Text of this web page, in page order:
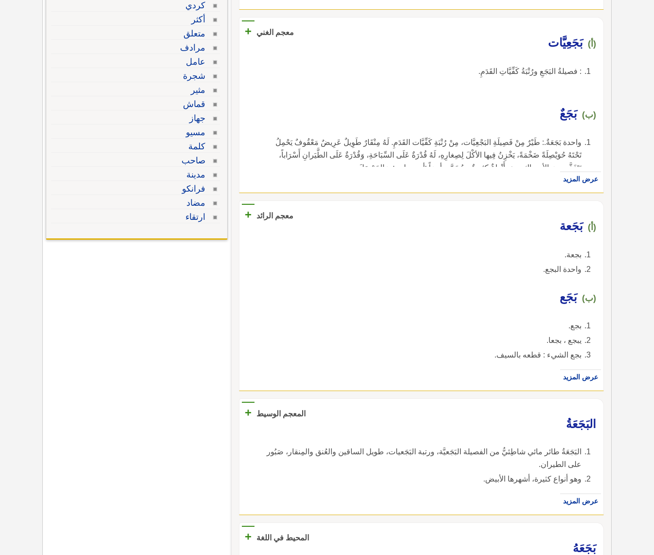
معجم الغني +
(أ) بَجَعِيَّات
: فصيلةُ البَجَعِ ورُتْبَةُ كَفِّيَّاتِ القَدَمِ.
(ب) بَجَعٌ
واحدة بَجَعَةٌ.: طَيْرٌ مِنْ فَصِيلَةِ البَجْعِيَّات، مِنْ رُتْبَةِ كَفِّيَّات القَدَمِ. لَهُ مِنْقَارٌ طَوِيلٌ عَرِيضٌ مَعْقُوفٌ يَحْمِلُ
تَحْتَهُ حُوَيْصِلَةً ضَخْمَةً، يَخْزِنُ فِيها الأكْلَ لِصِغارِهِ، لَهُ قُدْرَةٌ عَلَى السِّبَاحَةِ، وَقُدْرَةٌ عَلَى الطَّيَرانِ أَسْرَاباً،
يَتَغَذَّى مِنَ الأسماكِ، وهو أَنْواعٌ كثيرةٌ، ويُسَمَّى أيضاً :أبو جِرابٍ :، وَالحَوْصَلَ.
عرض المزيد
معجم الرائد +
(أ) بَجَعة
بجعة.
واحدة البجع.
(ب) بَجَع
بجع.
يبجع ، بجعا.
بجع الشيء : قطعه بالسيف.
عرض المزيد
المعجم الوسيط
+
البَجَعَةُ
البَجَعَةُ طائر مائي شاطِئيُّ من الفصيلة البَجَعيَّة، ورتبة البَجَعيات، طويل الساقين والعُنق والمِنقار، صَبُور
على الطيران.
وهو أنواع كثيرة، أشهرها الأبيض.
عرض المزيد
المحيط في اللغة
+
بَجَعَهُ
كردي
أكثر
متعلق
مرادف
عامل
شجرة
مثير
قماش
جهاز
مسيو
كلمة
صاحب
مدينة
فرانكو
مضاد
ارتقاء